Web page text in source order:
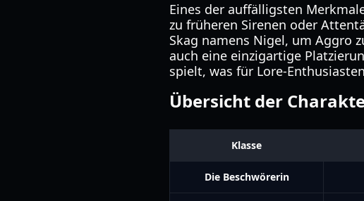
Eines der auffälligsten
zu früheren Sirenen oder
Skag namens Nigel, um Aggro
auch eine einzigartige
spielt, was für Lore-
Übersicht der
Klasse
Die Beschwörerin